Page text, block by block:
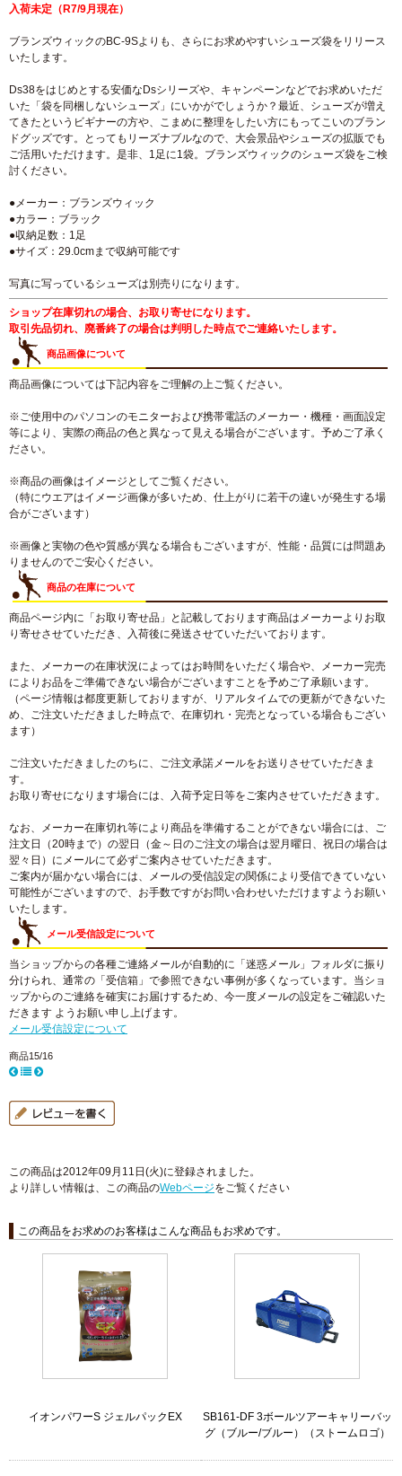
入荷未定（R7/9月現在）
ブランズウィックのBC-9Sよりも、さらにお求めやすいシューズ袋をリリース
いたします。
Ds38をはじめとする安価なDsシリーズや、キャンペーンなどでお求めいただ
いた「袋を同梱しないシューズ」にいかがでしょうか？最近、シューズが増え
てきたというビギナーの方や、こまめに整理をしたい方にもってこいのブラン
ドグッズです。とってもリーズナブルなので、大会景品やシューズの拡販でも
ご活用いただけます。是非、1足に1袋。ブランズウィックのシューズ袋をご検
討ください。
●メーカー：ブランズウィック
●カラー：ブラック
●収納足数：1足
●サイズ：29.0cmまで収納可能です
写真に写っているシューズは別売りになります。
ショップ在庫切れの場合、お取り寄せになります。
取引先品切れ、廃番終了の場合は判明した時点でご連絡いたします。
商品画像について
商品画像については下記内容をご理解の上ご覧ください。
※ご使用中のパソコンのモニターおよび携帯電話のメーカー・機種・画面設定
等により、実際の商品の色と異なって見える場合がございます。予めご了承く
ださい。
※商品の画像はイメージとしてご覧ください。
（特にウエアはイメージ画像が多いため、仕上がりに若干の違いが発生する場
合がございます）
※画像と実物の色や質感が異なる場合もございますが、性能・品質には問題あ
りませんのでご安心ください。
商品の在庫について
商品ページ内に「お取り寄せ品」と記載しております商品はメーカーよりお取
り寄せさせていただき、入荷後に発送させていただいております。
また、メーカーの在庫状況によってはお時間をいただく場合や、メーカー完売
によりお品をご準備できない場合がございますことを予めご了承願います。
（ページ情報は都度更新しておりますが、リアルタイムでの更新ができないた
め、ご注文いただきました時点で、在庫切れ・完売となっている場合もござい
ます）
ご注文いただきましたのちに、ご注文承諾メールをお送りさせていただきま
す。
お取り寄せになります場合には、入荷予定日等をご案内させていただきます。
なお、メーカー在庫切れ等により商品を準備することができない場合には、ご
注文日（20時まで）の翌日（金～日のご注文の場合は翌月曜日、祝日の場合は
翌々日）にメールにて必ずご案内させていただきます。
ご案内が届かない場合には、メールの受信設定の関係により受信できていない
可能性がございますので、お手数ですがお問い合わせいただけますようお願い
いたします。
メール受信設定について
当ショップからの各種ご連絡メールが自動的に「迷惑メール」フォルダに振り
分けられ、通常の「受信箱」で参照できない事例が多くなっています。当ショ
ップからのご連絡を確実にお届けするため、今一度メールの設定をご確認いた
だきます ようお願い申し上げます。
メール受信設定について
商品15/16
この商品は2012年09月11日(火)に登録されました。
より詳しい情報は、この商品のWebページをご覧ください
この商品をお求めのお客様はこんな商品もお求めです。
イオンパワーS ジェルパックEX
SB161-DF 3ボールツアーキャリーバッ
グ（ブルー/ブルー）（ストームロゴ）